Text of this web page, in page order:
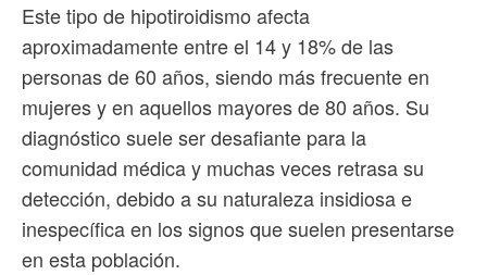
Este tipo de hipotiroidismo afecta
aproximadamente entre el 14 y 18% de las
personas de 60 años, siendo más frecuente en
mujeres y en aquellos mayores de 80 años. Su
diagnóstico suele ser desafiante para la
comunidad médica y muchas veces retrasa su
detección, debido a su naturaleza insidiosa e
inespecífica en los signos que suelen presentarse
en esta población.